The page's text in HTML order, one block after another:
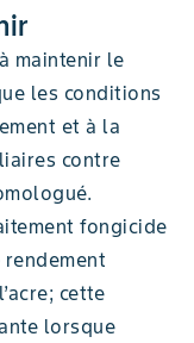
maintenir le
les conditions
et à la
contre
fongicide
cette
lorsque